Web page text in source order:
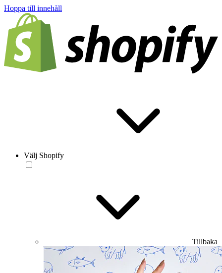
Hoppa till innehåll
Välj Shopify
Tillbaka